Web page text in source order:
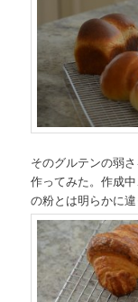
そのグルテンの弱
作ってみた。作成
の粉とは明らかに